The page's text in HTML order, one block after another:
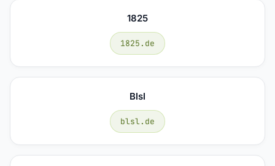
1825
1825.de
Blsl
blsl.de